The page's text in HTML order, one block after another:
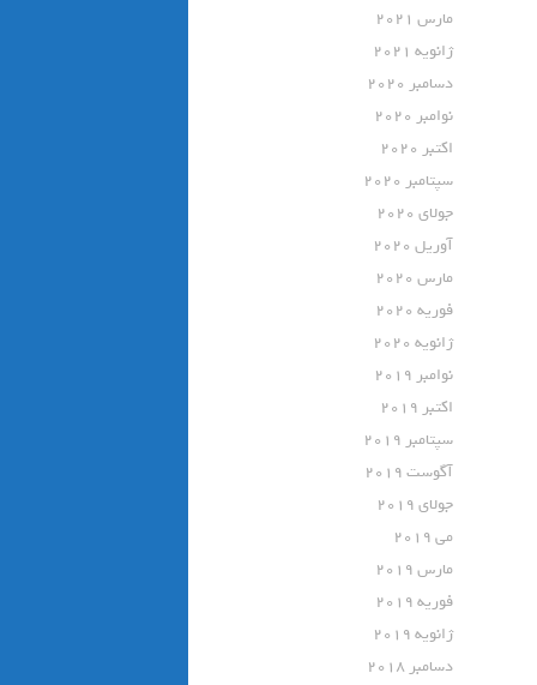
مارس 2021
ژانویه 2021
دسامبر 2020
نوامبر 2020
اکتبر 2020
سپتامبر 2020
جولای 2020
آوریل 2020
مارس 2020
فوریه 2020
ژانویه 2020
نوامبر 2019
اکتبر 2019
سپتامبر 2019
آگوست 2019
جولای 2019
می 2019
مارس 2019
فوریه 2019
ژانویه 2019
دسامبر 2018